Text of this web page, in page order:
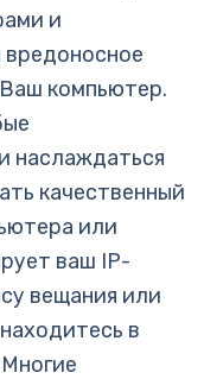
и
вредоносное
компьютер.
наслаждаться
качественный
или
ваш IP-
вещания или
в